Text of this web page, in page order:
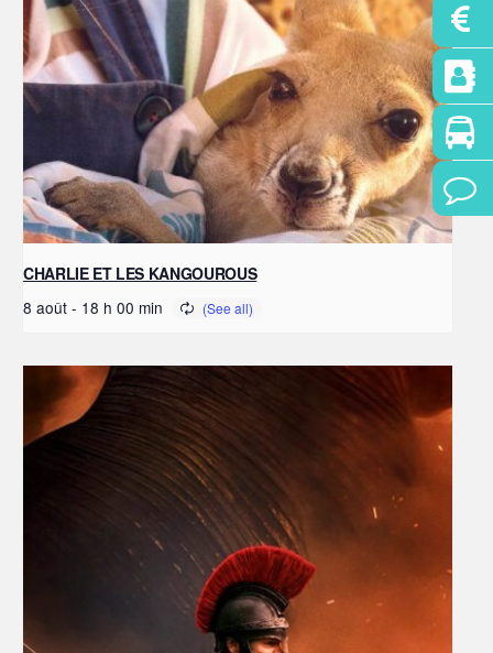
CHARLIE ET LES KANGOUROUS
8 août - 18 h 00 min